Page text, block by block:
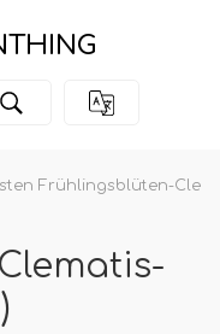
Frühlingsblüten-